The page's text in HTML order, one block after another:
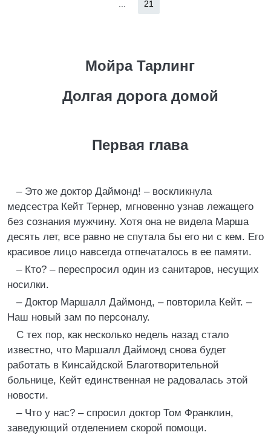
21
Мойра Тарлинг
Долгая дорога домой
Первая глава
– Это же доктор Даймонд! – воскликнула
медсестра Кейт Тернер, мгновенно узнав лежащего
без сознания мужчину. Хотя она не видела Марша
десять лет, все равно не спутала бы его ни с кем. Его
красивое лицо навсегда отпечаталось в ее памяти.
– Кто? – переспросил один из санитаров, несущих
носилки.
– Доктор Маршалл Даймонд, – повторила Кейт. –
Наш новый зам по персоналу.
С тех пор, как несколько недель назад стало
известно, что Маршалл Даймонд снова будет
работать в Кинсайдской Благотворительной
больнице, Кейт единственная не радовалась этой
новости.
– Что у нас? – спросил доктор Том Франклин,
заведующий отделением скорой помощи.